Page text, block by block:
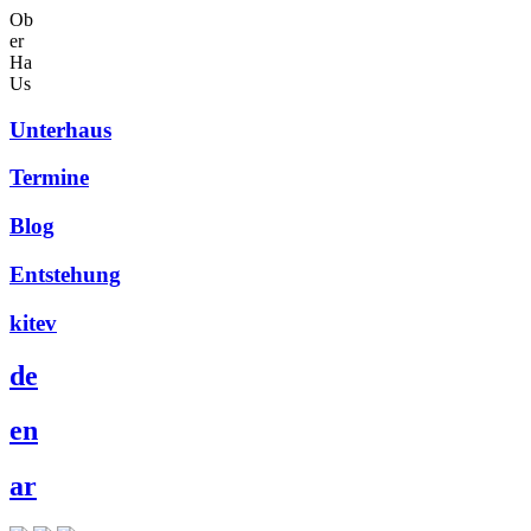
Ob
er
Ha
Us
Unterhaus
Termine
Blog
Entstehung
kitev
de
en
ar